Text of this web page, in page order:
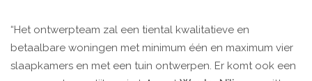
“Het ontwerpteam zal een tiental kwalitatieve en
betaalbare woningen met minimum één en maximum vier
slaapkamers en met een tuin ontwerpen. Er komt ook een